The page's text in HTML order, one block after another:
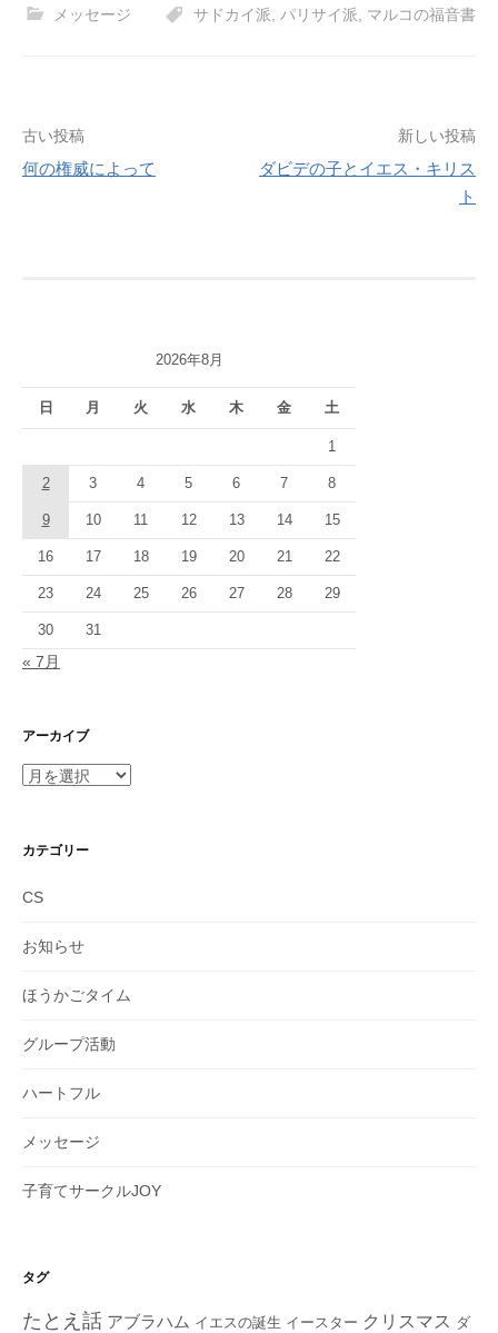
メッセージ サドカイ派 パリサイ派 マルコの福音書
投
稿
シ
ョ
ン
古い投稿
何の権威によって
新しい投稿
ダビデの子とイエス・キリス
ト
2026年8月
日 月 火 水 木 金 土
1
2 3 4 5 6 7 8
9 10 11 12 13 14 15
16 17 18 19 20 21 22
23 24 25 26 27 28 29
30 31
« 7月
アーカイブ
ア
イ
カテゴリー
CS
お知らせ
ほうかごタイム
グループ活動
ハートフル
メッセージ
子育てサークルJOY
タグ
たとえ話 アブラハム イエスの誕生 イースター クリスマス ダ